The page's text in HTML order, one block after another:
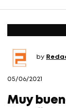
by
05/06/2021
Muy